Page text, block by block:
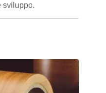
sviluppo.